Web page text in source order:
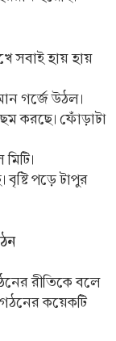
সবাই হায় হায়
গর্জে উঠল।
করছে। ফোঁড়াটা
বৃষ্টি পড়ে টাপুর
রীতিকে বলে
গঠনের কয়েকটি